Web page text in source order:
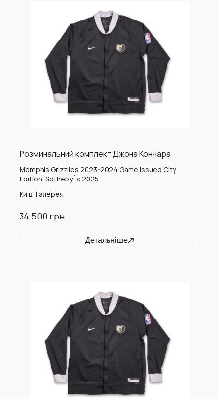
Розминальний комплект Джона Кончара
Memphis Grizzlies 2023-2024 Game Issued City
Edition, Sotheby`s 2025
Київ, Галерея
34 500 грн
Детальніше